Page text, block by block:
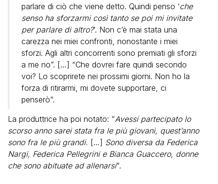
parlare di ciò che viene detto. Quindi penso ‘che
senso ha sforzarmi così tanto se poi mi invitate
per parlare di altro?‘. Non c’è mai stata una
carezza nei miei confronti, nonostante i miei
sforzi. Agli altri concorrenti sono premiati gli sforzi
a me no”. […] “Che dovrei fare quindi secondo
voi? Lo scoprirete nei prossimi giorni. Non ho la
forza di ritirarmi, mi dovete supportare, ci
penserò”.
La produttrice ha poi notato: “Avessi partecipato lo
scorso anno sarei stata fra le più giovani, quest’anno
sono fra le più grandi. […] Sono diversa da Federica
Nargi, Federica Pellegrini e Bianca Guaccero, donne
che sono abituate ad allenarsi“.